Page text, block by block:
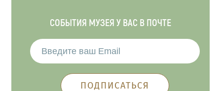
СОБЫТИЯ МУЗЕЯ У ВАС В ПОЧТЕ